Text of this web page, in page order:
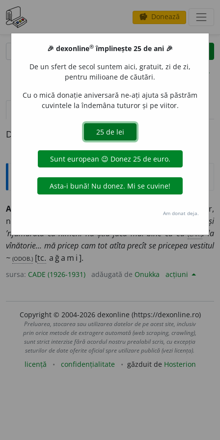
savings Donează
clear
opțiuni
definiții (1) pronunțievolume_up (3)
Definiția cu ID-ul 1330697:
Explicative DEX
AGEAM
Începător,
nepriceput, novice, fără experiență:
era și ageamie și
’nfumurată că nimeni nu știa juca mai bine ca ea (CAR.): la
vînătorie... mă pricep cam tot atîta precît se pricepea vestitul
~(ODOB.) [tc. ağami].
sursa: CADE (1926-1931) adăugată de Onukka acțiuni
Copyright © 2004-2026 dexonline (https://dexonline.ro)
Preluarea, stocarea sau utilizarea datelor de pe acest site, inclusiv
prin orice metode de extragere automată (web scraping, crawling),
sunt strict interzise fără acordul nostru prealabil scris, cu excepția
seturilor de date oferite oficial spre utilizare publică (vezi licența).
licență confidențialitate găzduit de Hosterion
🎉 dexonline® împlinește 25 de ani 🎉
De un sfert de secol suntem aici, gratuit, zi de zi,
pentru milioane de căutări.
Cu o mică donație aniversară ne-ați ajuta să păstrăm
cuvintele la îndemâna tuturor și pe viitor.
Am donat deja.